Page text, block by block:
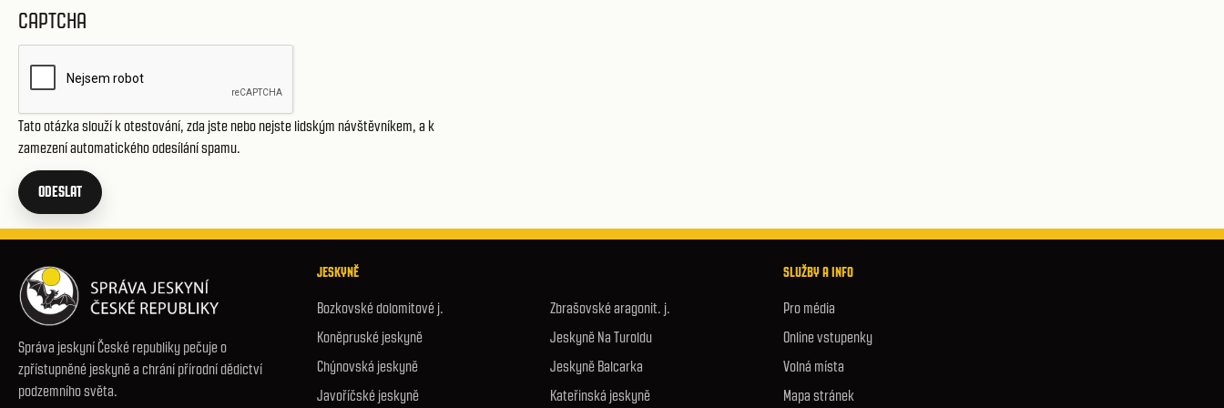
CAPTCHA
Tato otázka slouží k otestování, zda jste nebo nejste lidským návštěvníkem, a k
zamezení automatického odesílání spamu.
ODESLAT
Správa jeskyní České republiky pečuje o
zpřístupněné jeskyně a chrání přírodní dědictví
podzemního světa.
JESKYNĚ
Bozkovské dolomitové j.
Koněpruské jeskyně
Chýnovská jeskyně
Javoříčské jeskyně
Zbrašovské aragonit. j.
Jeskyně Na Turoldu
Jeskyně Balcarka
Kateřinská jeskyně
SLUŽBY A INFO
Pro média
Online vstupenky
Volná místa
Mapa stránek